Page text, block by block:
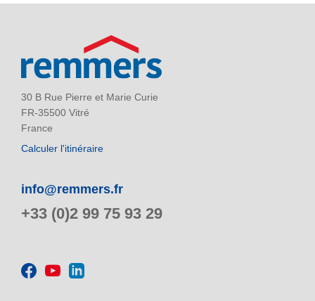
30 B Rue Pierre et Marie Curie
FR-35500 Vitré
France
Calculer l'itinéraire
info@remmers.fr
+33 (0)2 99 75 93 29